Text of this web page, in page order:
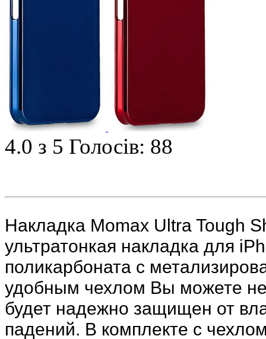
4.0 з 5 Голосів: 88
Накладка Momax Ultra Tough
ультратонкая накладка для
поликарбоната с
удобным чехлом Вы можете не
будет надежно защищен от
падений. В комплекте с